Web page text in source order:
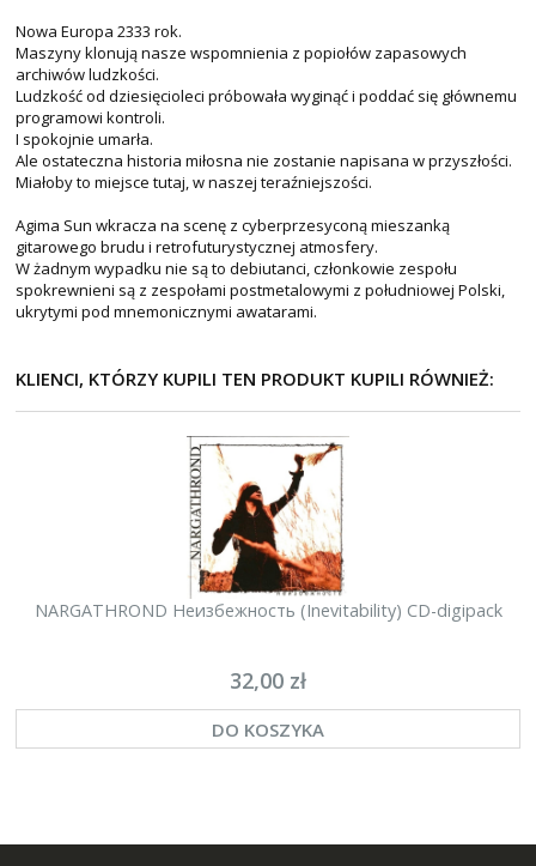
Nowa Europa 2333 rok.
Maszyny klonują nasze wspomnienia z popiołów zapasowych
archiwów ludzkości.
Ludzkość od dziesięcioleci próbowała wyginąć i poddać się głównemu
programowi kontroli.
I spokojnie umarła.
Ale ostateczna historia miłosna nie zostanie napisana w przyszłości.
Miałoby to miejsce tutaj, w naszej teraźniejszości.
Agima Sun wkracza na scenę z cyberprzesyconą mieszanką
gitarowego brudu i retrofuturystycznej atmosfery.
W żadnym wypadku nie są to debiutanci, członkowie zespołu
spokrewnieni są z zespołami postmetalowymi z południowej Polski,
ukrytymi pod mnemonicznymi awatarami.
KLIENCI, KTÓRZY KUPILI TEN PRODUKT KUPILI RÓWNIEŻ:
NARGATHROND Неизбежность (Inevitability) CD-digipack
32,00 zł
DO KOSZYKA